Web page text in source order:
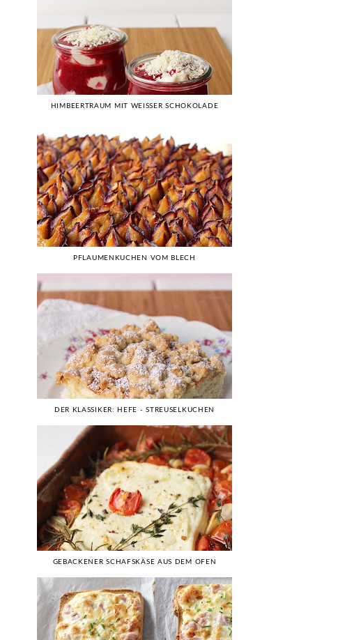
HIMBEERTRAUM MIT WEISSER SCHOKOLADE
PFLAUMENKUCHEN VOM BLECH
DER KLASSIKER: HEFE - STREUSELKUCHEN
GEBACKENER SCHAFSKÄSE AUS DEM OFEN